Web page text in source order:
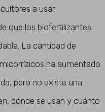
a usar
que los biofertilizantes
La cantidad de
ha aumentado
pero no existe una
dónde se usan y cuánto